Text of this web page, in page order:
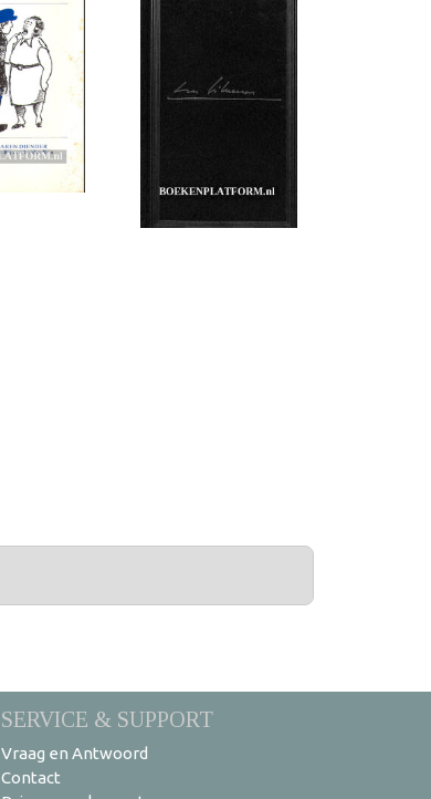
SERVICE & SUPPORT
Vraag en Antwoord
Contact